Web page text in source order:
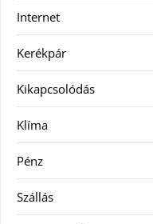
Internet
Kerékpár
Kikapcsolódás
Klíma
Pénz
Szállás